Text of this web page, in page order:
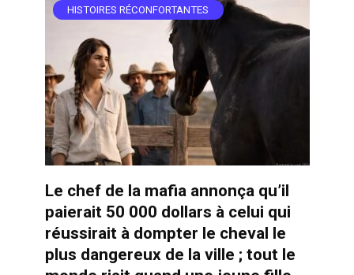
HISTOIRES RÉCONFORTANTES
Le chef de la mafia annonça qu’il
paierait 50 000 dollars à celui qui
réussirait à dompter le cheval le
plus dangereux de la ville ; tout le